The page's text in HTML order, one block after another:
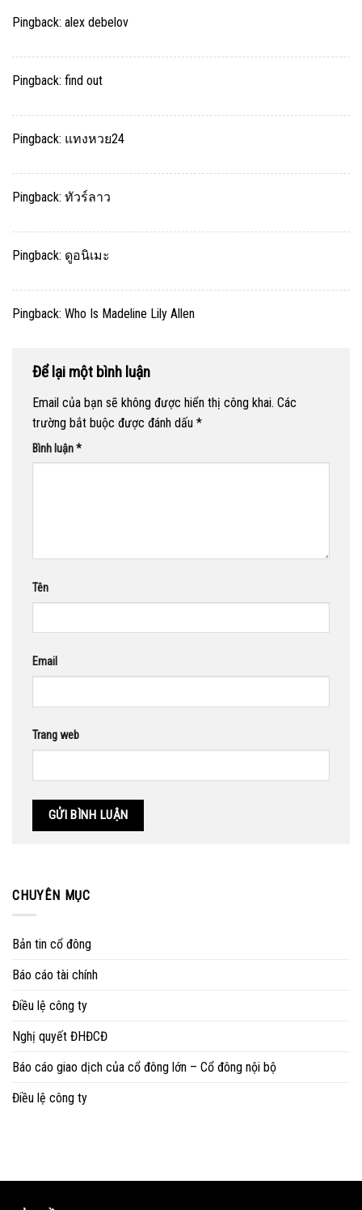
Pingback: alex debelov
Pingback: find out
Pingback: แทงหวย24
Pingback: ทัวร์ลาว
Pingback: ดูอนิเมะ
Pingback: Who Is Madeline Lily Allen
Để lại một bình luận
Email của bạn sẽ không được hiển thị công khai. Các
trường bắt buộc được đánh dấu *
Bình luận*
Tên
Email
Trang web
CHUYÊN MỤC
Bản tin cổ đông
Báo cáo tài chính
Điều lệ công ty
Nghị quyết ĐHĐCĐ
Báo cáo giao dịch của cổ đông lớn – Cổ đông nội bộ
Điều lệ công ty